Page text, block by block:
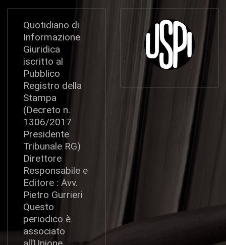
Quotidiano di
Informazione
Giuridica
iscritto al
Pubblico
Registro della
Stampa
(Decreto n.
1306/2017
Presidente
Tribunale RG)
Direttore
Responsabile e
Editore : Avv.
Pietro Gurrieri
Questo
periodico è
associato